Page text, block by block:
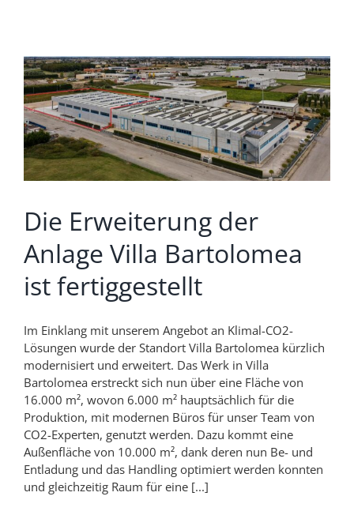
Die Erweiterung der
Anlage Villa Bartolomea
ist fertiggestellt
Im Einklang mit unserem Angebot an Klimal-CO2-
Lösungen wurde der Standort Villa Bartolomea kürzlich
modernisiert und erweitert. Das Werk in Villa
Bartolomea erstreckt sich nun über eine Fläche von
16.000 m², wovon 6.000 m² hauptsächlich für die
Produktion, mit modernen Büros für unser Team von
CO2-Experten, genutzt werden. Dazu kommt eine
Außenfläche von 10.000 m², dank deren nun Be- und
Entladung und das Handling optimiert werden konnten
und gleichzeitig Raum für eine [...]